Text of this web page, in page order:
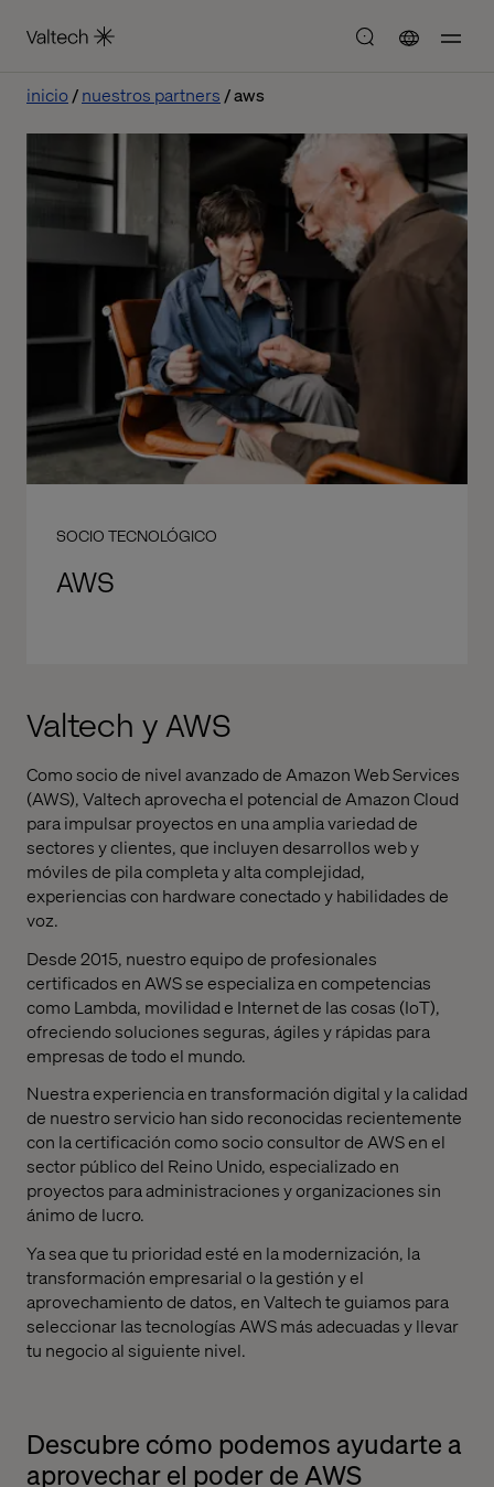
inicio nuestros partners aws
SOCIO TECNOLÓGICO
AWS
Valtech y AWS
Como socio de nivel avanzado de Amazon Web Services
(AWS), Valtech aprovecha el potencial de Amazon Cloud
para impulsar proyectos en una amplia variedad de
sectores y clientes, que incluyen desarrollos web y
móviles de pila completa y alta complejidad,
experiencias con hardware conectado y habilidades de
voz.
Desde 2015, nuestro equipo de profesionales
certificados en AWS se especializa en competencias
como Lambda, movilidad e Internet de las cosas (IoT),
ofreciendo soluciones seguras, ágiles y rápidas para
empresas de todo el mundo.
Nuestra experiencia en transformación digital y la calidad
de nuestro servicio han sido reconocidas recientemente
con la certificación como socio consultor de AWS en el
sector público del Reino Unido, especializado en
proyectos para administraciones y organizaciones sin
ánimo de lucro.
Ya sea que tu prioridad esté en la modernización, la
transformación empresarial o la gestión y el
aprovechamiento de datos, en Valtech te guiamos para
seleccionar las tecnologías AWS más adecuadas y llevar
tu negocio al siguiente nivel.
Descubre cómo podemos ayudarte a
aprovechar el poder de AWS